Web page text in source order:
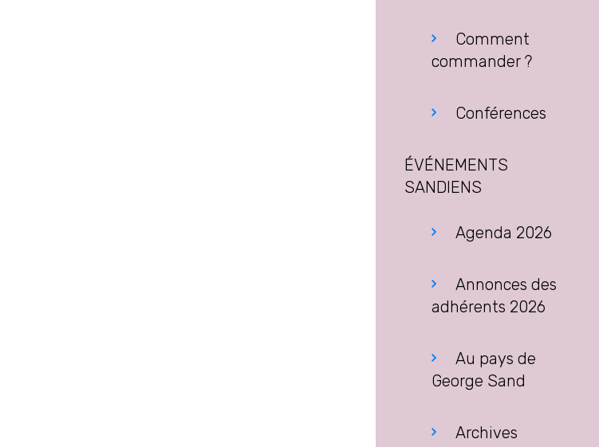
Comment
commander ?
Conférences
ÉVÉNEMENTS
SANDIENS
Agenda 2026
Annonces des
adhérents 2026
Au pays de
George Sand
Archives